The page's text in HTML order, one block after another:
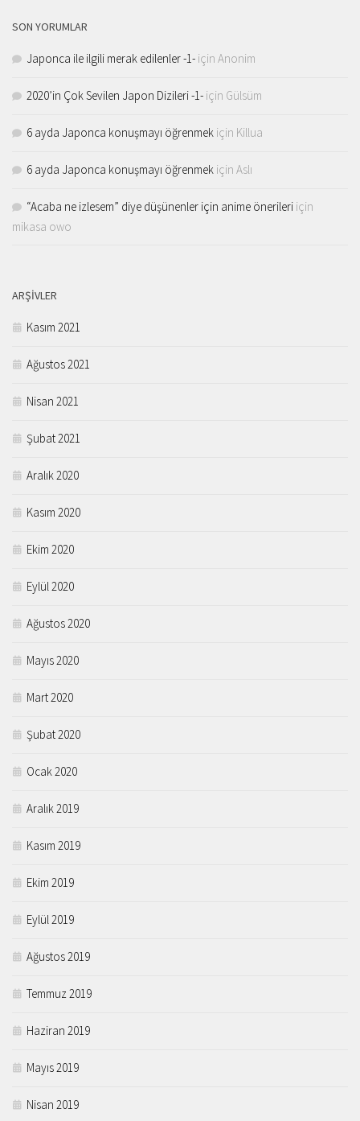
SON YORUMLAR
Japonca ile ilgili merak edilenler -1- için Anonim
2020’in Çok Sevilen Japon Dizileri -1- için Gülsüm
6 ayda Japonca konuşmayı öğrenmek için Killua
6 ayda Japonca konuşmayı öğrenmek için Aslı
“Acaba ne izlesem” diye düşünenler için anime önerileri için
mikasa owo
ARŞIVLER
Kasım 2021
Ağustos 2021
Nisan 2021
Şubat 2021
Aralık 2020
Kasım 2020
Ekim 2020
Eylül 2020
Ağustos 2020
Mayıs 2020
Mart 2020
Şubat 2020
Ocak 2020
Aralık 2019
Kasım 2019
Ekim 2019
Eylül 2019
Ağustos 2019
Temmuz 2019
Haziran 2019
Mayıs 2019
Nisan 2019